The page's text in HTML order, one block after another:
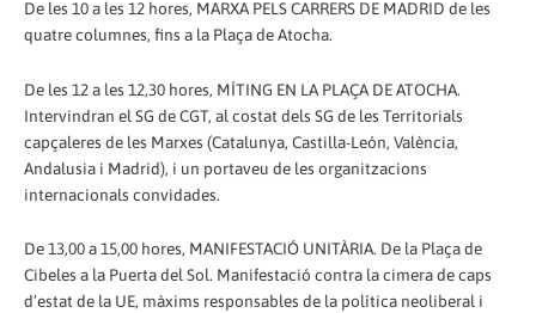
De les 10 a les 12 hores, MARXA PELS CARRERS DE MADRID de les
quatre columnes, fins a la Plaça de Atocha.
De les 12 a les 12,30 hores, MÍTING EN LA PLAÇA DE ATOCHA.
Intervindran el SG de CGT, al costat dels SG de les Territorials
capçaleres de les Marxes (Catalunya, Castilla-León, València,
Andalusia i Madrid), i un portaveu de les organitzacions
internacionals convidades.
De 13,00 a 15,00 hores, MANIFESTACIÓ UNITÀRIA. De la Plaça de
Cibeles a la Puerta del Sol. Manifestació contra la cimera de caps
d’estat de la UE, màxims responsables de la política neoliberal i